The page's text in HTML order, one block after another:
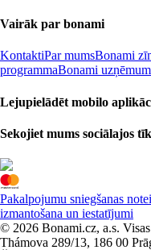
Vairāk par bonami
KontaktiPar mumsBonami
programmaBonami
Lejupielādēt mobilo
Sekojiet mums sociālajos
Pakalpojumu sniegšanas
izmantošana un iestatījumi
© 2026 Bonami.cz, a.s. Visas
Thámova 289/13, 186 00